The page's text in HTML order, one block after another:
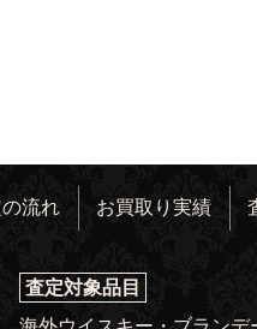
流れ お買取り実績
査定対象品目